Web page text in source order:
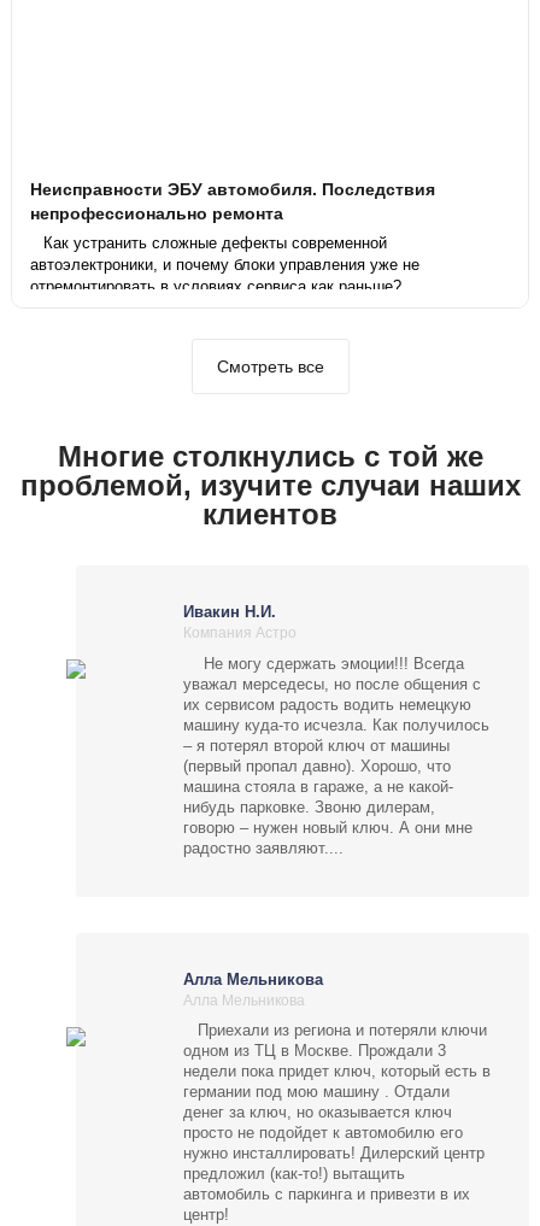
Неисправности ЭБУ автомобиля. Последствия
непрофессионально ремонта
Как устранить сложные дефекты современной
автоэлектроники, и почему блоки управления уже не
отремонтировать в условиях сервиса как раньше?
Смотреть все
Многие столкнулись с той же
проблемой, изучите случаи наших
клиентов
Ивакин Н.И.
Компания Астро
Не могу сдержать эмоции!!! Всегда
уважал мерседесы, но после общения с
их сервисом радость водить немецкую
машину куда-то исчезла. Как получилось
– я потерял второй ключ от машины
(первый пропал давно). Хорошо, что
машина стояла в гараже, а не какой-
нибудь парковке. Звоню дилерам,
говорю – нужен новый ключ. А они мне
радостно заявляют....
Алла Мельникова
Алла Мельникова
Приехали из региона и потеряли ключи
одном из ТЦ в Москве. Прождали 3
недели пока придет ключ, который есть в
германии под мою машину . Отдали
денег за ключ, но оказывается ключ
просто не подойдет к автомобилю его
нужно инсталлировать! Дилерский центр
предложил (как-то!) вытащить
автомобиль с паркинга и привезти в их
центр!